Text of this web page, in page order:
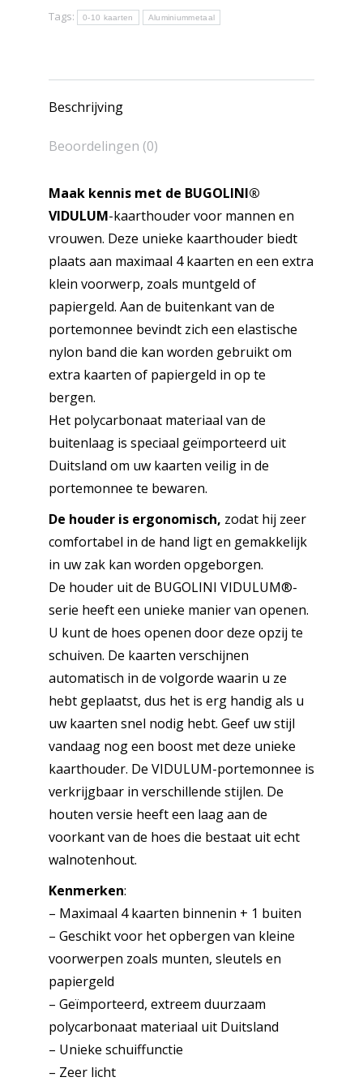
en
Tags:
0-10 kaarten Aluminiummetaal
Beschrijving
Beoordelingen (0)
Maak kennis met de BUGOLINI®
VIDULUM-kaarthouder voor mannen en
vrouwen. Deze unieke kaarthouder biedt
plaats aan maximaal 4 kaarten en een extra
klein voorwerp, zoals muntgeld of
papiergeld. Aan de buitenkant van de
portemonnee bevindt zich een elastische
nylon band die kan worden gebruikt om
extra kaarten of papiergeld in op te
bergen.
Het polycarbonaat materiaal van de
buitenlaag is speciaal geïmporteerd uit
Duitsland om uw kaarten veilig in de
portemonnee te bewaren.
De houder is ergonomisch, zodat hij zeer
comfortabel in de hand ligt en gemakkelijk
in uw zak kan worden opgeborgen.
De houder uit de BUGOLINI VIDULUM®-
serie heeft een unieke manier van openen.
U kunt de hoes openen door deze opzij te
schuiven. De kaarten verschijnen
automatisch in de volgorde waarin u ze
hebt geplaatst, dus het is erg handig als u
uw kaarten snel nodig hebt. Geef uw stijl
vandaag nog een boost met deze unieke
kaarthouder. De VIDULUM-portemonnee is
verkrijgbaar in verschillende stijlen. De
houten versie heeft een laag aan de
voorkant van de hoes die bestaat uit echt
walnotenhout.
Kenmerken:
– Maximaal 4 kaarten binnenin + 1 buiten
– Geschikt voor het opbergen van kleine
voorwerpen zoals munten, sleutels en
papiergeld
– Geïmporteerd, extreem duurzaam
polycarbonaat materiaal uit Duitsland
– Unieke schuiffunctie
– Zeer licht